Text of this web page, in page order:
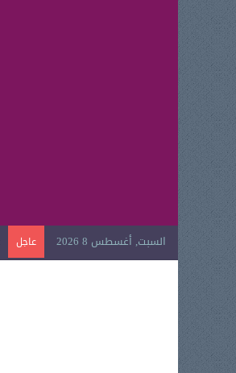
السبت, أغسطس 8 2026 عاجل